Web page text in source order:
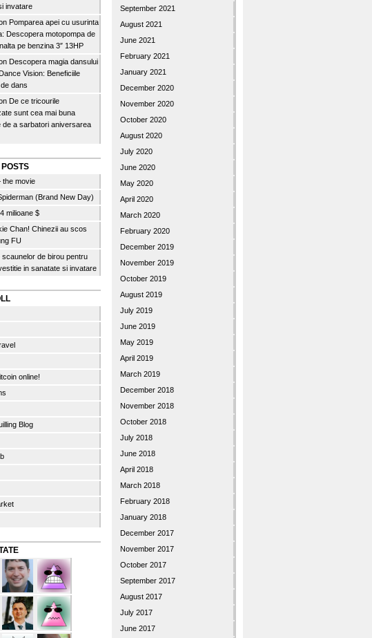
invatare
Pomparea apei cu usurinta
Descopera motopompa de
pe benzina 3″ 13HP
Descopera magia dansului
Vision: Beneficiile
dans
De ce tricourile
sunt cea mai buna
de a sarbatori aniversarea
the movie
(Brand New Day)
milioane $
Chan! Chinezii au scos
FU
scaunelor de birou pentru
in sanatate si invatare
online!
Blog
September 2021
August 2021
June 2021
February 2021
January 2021
December 2020
November 2020
October 2020
August 2020
July 2020
June 2020
May 2020
April 2020
March 2020
February 2020
December 2019
November 2019
October 2019
August 2019
July 2019
June 2019
May 2019
April 2019
March 2019
December 2018
November 2018
October 2018
July 2018
June 2018
April 2018
March 2018
February 2018
January 2018
December 2017
November 2017
October 2017
September 2017
August 2017
July 2017
June 2017